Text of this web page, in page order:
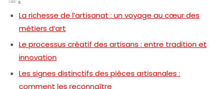
La richesse de l’artisanat : un voyage au cœur des
métiers d’art
Le processus créatif des artisans : entre tradition et
innovation
Les signes distinctifs des pièces artisanales :
comment les reconnaître